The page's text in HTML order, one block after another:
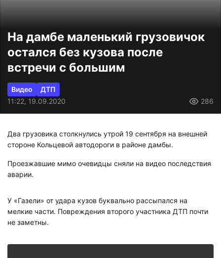
На дамбе маленький грузовичок
остался без кузова после
встречи с большим
Видео
ДТП
11:22, 19.09.2020
286
Два грузовика столкнулись утрой 19 сентября на внешней
стороне Кольцевой автодороги в районе дамбы.
Проезжавшие мимо очевидцы сняли на видео последствия
аварии.
У «Газели» от удара кузов буквально рассыпался на
мелкие части. Повреждения второго участника ДТП почти
не заметны.